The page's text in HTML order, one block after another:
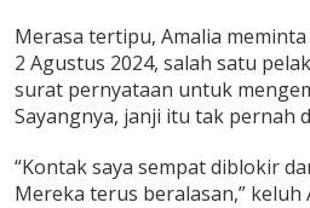
Merasa tertipu, Amalia
2 Agustus 2024, salah satu
surat pernyataan untuk
Sayangnya, janji itu tak pernah
“Kontak saya sempat diblokir
Mereka terus beralasan,” keluh